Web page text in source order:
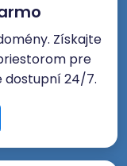
Získajte
pre
dostupní 24/7.